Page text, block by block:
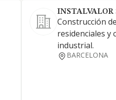
INSTALVALOR
Construcción
residenciales y
industrial.
BARCELONA